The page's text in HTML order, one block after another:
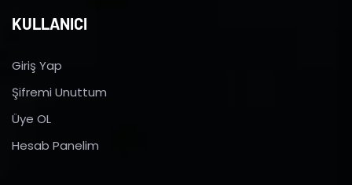
KULLANICI
Giriş Yap
Şifremi Unuttum
Üye OL
Hesab Panelim